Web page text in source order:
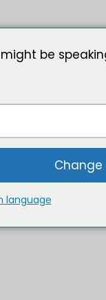
be
language